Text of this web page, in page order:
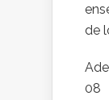
de
08